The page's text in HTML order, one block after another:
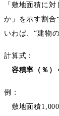
「敷地面積に
か」を示す割合
いわば、“建物
計算式：
容積率（％）
例：
敷地面積1,000